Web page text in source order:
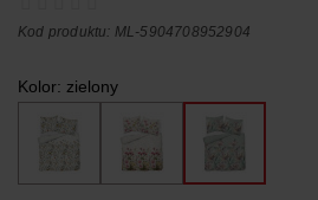
Kod produktu: ML-5904708952904
Kolor: zielony